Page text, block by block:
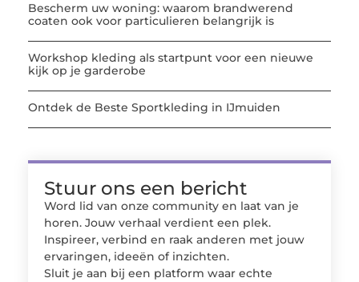
Bescherm uw woning: waarom brandwerend
coaten ook voor particulieren belangrijk is
Workshop kleding als startpunt voor een nieuwe
kijk op je garderobe
Ontdek de Beste Sportkleding in IJmuiden
Stuur ons een bericht
Word lid van onze community en laat van je
horen. Jouw verhaal verdient een plek.
Inspireer, verbind en raak anderen met jouw
ervaringen, ideeën of inzichten.
Sluit je aan bij een platform waar echte